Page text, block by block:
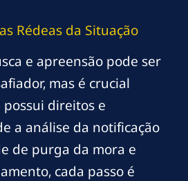
Rédeas da Situação
e apreensão pode ser
mas é crucial
direitos e
a análise da notificação
de purga da mora e
cada passo é